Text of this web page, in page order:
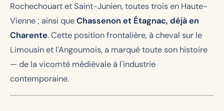
Rochechouart et Saint-Junien, toutes trois en Haute-
Vienne ; ainsi queChassenon et Étagnac, déjà en
Charente. Cette position frontalière, à cheval sur le
Limousin et l'Angoumois, a marqué toute son histoire
— de la vicomté médiévale à l'industrie
contemporaine.